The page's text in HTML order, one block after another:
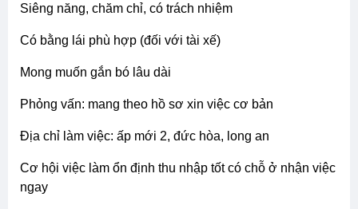
siêng năng, chăm chỉ, có trách nhiệm
có bằng lái phù hợp (đối với tài xế)
mong muốn gắn bó lâu dài
phỏng vấn: mang theo hồ sơ xin việc cơ bản
địa chỉ làm việc: ấp mới 2, đức hòa, long an
cơ hội việc làm ổn định thu nhập tốt có chỗ ở nhận việc
ngay